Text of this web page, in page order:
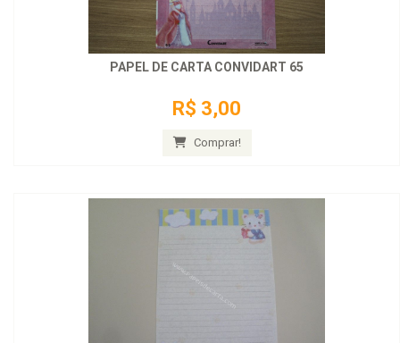
PAPEL DE CARTA CONVIDART 65
R$ 3,00
Comprar!